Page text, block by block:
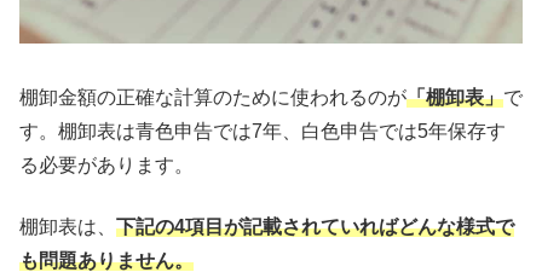
棚卸金額の正確な計算のために使われるのが「棚卸表」で
す。棚卸表は青色申告では7年、白色申告では5年保存す
る必要があります。
棚卸表は、 下記の4項目が記載されていればどんな様式で
も問題ありません。